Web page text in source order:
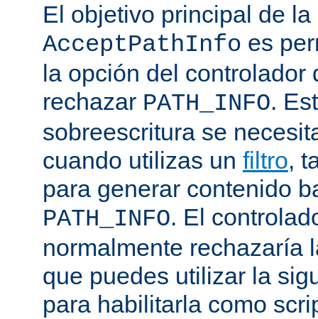
El objetivo principal de la
AcceptPathInfo es
la opción del controlador
rechazar PATH_INFO.
sobreescritura se
cuando utilizas un filtro,
para generar contenido
PATH_INFO. El
normalmente rechazaría
que puedes utilizar la
para habilitarla como